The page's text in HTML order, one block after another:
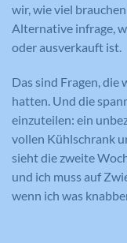
wir, wie viel
Alternative infrage,
oder ausverkauft ist.
Das sind Fragen, die
hatten. Und die
einzuteilen: ein
vollen Kühlschrank
sieht die zweite
und ich muss auf
wenn ich was